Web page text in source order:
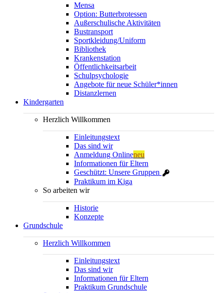
Mensa
Option: Butterbrotessen
Außerschulische Aktivitäten
Bustransport
Sportkleidung/Uniform
Bibliothek
Krankenstation
Öffentlichkeitsarbeit
Schulpsychologie
Angebote für neue Schüler*innen
Distanzlernen
Kindergarten
Herzlich Willkommen
Einleitungstext
Das sind wir
Anmeldung Onlineneu
Informationen für Eltern
Geschützt: Unsere Gruppen
Praktikum im Kiga
So arbeiten wir
Historie
Konzepte
Grundschule
Herzlich Willkommen
Einleitungstext
Das sind wir
Informationen für Eltern
Praktikum Grundschule